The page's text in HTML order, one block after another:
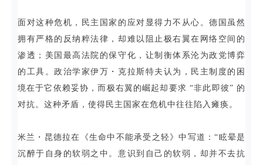
面对这种危机，民主国家的应对显得力不从心。德国虽然
拥有严格的反纳粹法律，却难以阻止极右翼在网络空间的
渗透；美国最高法院的保守化，让制衡体系沦为政党博弈
的工具。政治学家伊万・克拉斯特夫认为，民主制度的困
境在于它依赖妥协，而极右翼的崛起却要求 “非此即彼” 的
对抗。这种矛盾，使得民主国家在危机中往往陷入瘫痪。
米兰・昆德拉在《生命中不能承受之轻》中写道：“眩晕是
沉醉于自身的软弱之中。意识到自己的软弱，却并不去抗